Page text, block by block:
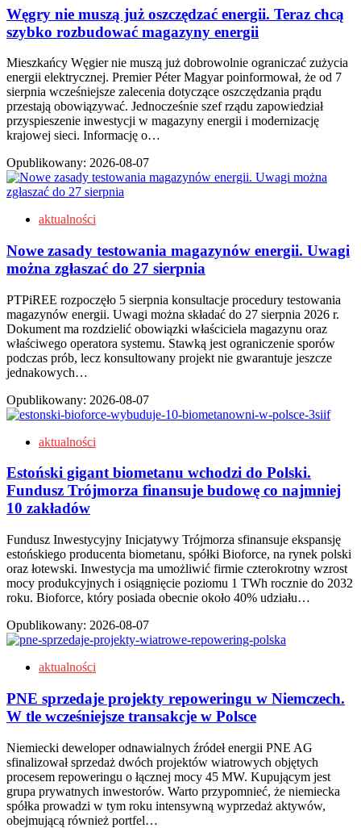
Węgry nie muszą już oszczędzać energii. Teraz chcą
szybko rozbudować magazyny energii
Mieszkańcy Węgier nie muszą już dobrowolnie ograniczać zużycia
energii elektrycznej. Premier Péter Magyar poinformował, że od 7
sierpnia wcześniejsze zalecenia dotyczące oszczędzania prądu
przestają obowiązywać. Jednocześnie szef rządu zapowiedział
przyspieszenie inwestycji w magazyny energii i modernizację
krajowej sieci. Informację o…
Opublikowany: 2026-08-07
aktualności
Nowe zasady testowania magazynów energii. Uwagi
można zgłaszać do 27 sierpnia
PTPiREE rozpoczęło 5 sierpnia konsultacje procedury testowania
magazynów energii. Uwagi można składać do 27 sierpnia 2026 r.
Dokument ma rozdzielić obowiązki właściciela magazynu oraz
właściwego operatora systemu. Stawką jest ograniczenie sporów
podczas prób, lecz konsultowany projekt nie gwarantuje jeszcze
jednakowych…
Opublikowany: 2026-08-07
aktualności
Estoński gigant biometanu wchodzi do Polski.
Fundusz Trójmorza finansuje budowę co najmniej
10 zakładów
Fundusz Inwestycyjny Inicjatywy Trójmorza sfinansuje ekspansję
estońskiego producenta biometanu, spółki Bioforce, na rynek polski
oraz łotewski. Inwestycja ma umożliwić firmie czterokrotny wzrost
mocy produkcyjnych i osiągnięcie poziomu 1 TWh rocznie do 2032
roku. Bioforce, który posiada obecnie około 40% udziału…
Opublikowany: 2026-08-07
aktualności
PNE sprzedaje projekty repoweringu w Niemczech.
W tle wcześniejsze transakcje w Polsce
Niemiecki deweloper odnawialnych źródeł energii PNE AG
sfinalizował sprzedaż dwóch projektów wiatrowych objętych
procesem repoweringu o łącznej mocy 45 MW. Kupującym jest
grupa prywatnych inwestorów. Warto przypomnieć, że niemiecka
spółka prowadzi w tym roku intensywną wyprzedaż aktywów,
obejmującą również portfel…